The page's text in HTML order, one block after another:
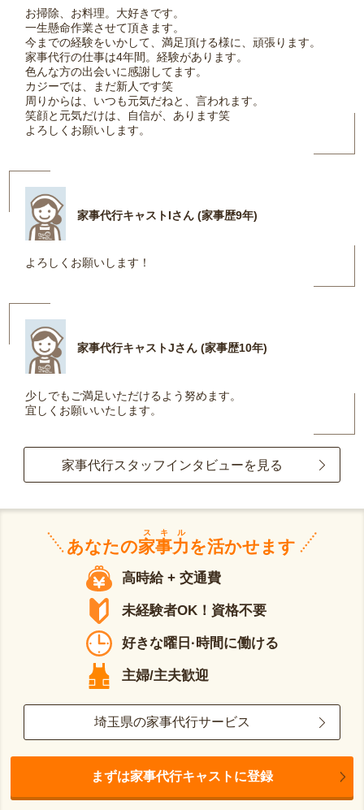
お掃除、お料理。大好きです。
一生懸命作業させて頂きます。
今までの経験をいかして、満足頂ける様に、頑張ります。
家事代行の仕事は4年間。経験があります。
色んな方の出会いに感謝してます。
カジーでは、まだ新人です笑
周りからは、いつも元気だねと、言われます。
笑顔と元気だけは、自信が、あります笑
よろしくお願いします。
家事代行キャストIさん (家事歴9年)
よろしくお願いします！
家事代行キャストJさん (家事歴10年)
少しでもご満足いただけるよう努めます。
宜しくお願いいたします。
家事代行スタッフインタビューを見る
あなたの家事力
スキル
を活かせます
高時給 + 交通費
未経験者OK！資格不要
好きな曜日·時間に働ける
主婦/主夫歓迎
埼玉県の家事代行サービス
まずは家事代行キャストに登録